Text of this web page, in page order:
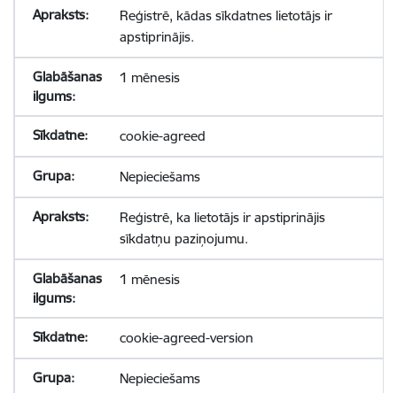
Reģistrē, kādas sīkdatnes lietotājs ir
apstiprinājis.
1 mēnesis
cookie-agreed
Nepieciešams
Reģistrē, ka lietotājs ir apstiprinājis
sīkdatņu paziņojumu.
1 mēnesis
cookie-agreed-version
Nepieciešams